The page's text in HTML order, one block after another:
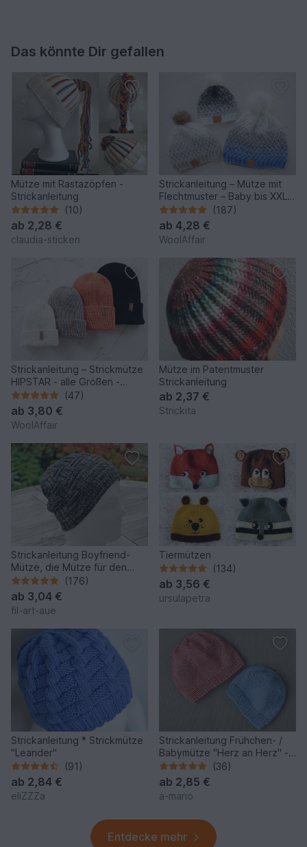
Das könnte Dir gefallen
Mütze mit Rastazöpfen -
Strickanleitung
(10)
ab 2,28 €
claudia-sticken
Strickanleitung – Mütze mit
Flechtmuster – Baby bis XXL -
No.153/E
(187)
ab 4,28 €
WoolAffair
Strickanleitung – Strickmütze
HIPSTAR - alle Größen -
unisex - No.255
(47)
ab 3,80 €
WoolAffair
Mütze im Patentmuster
Strickanleitung
ab 2,37 €
Strickita
Strickanleitung Boyfriend-
Mütze, die Mütze für den
Mann, Einheitsgrösse
(176)
ab 3,04 €
fil-art-aue
Tiermützen
(134)
ab 3,56 €
ursulapetra
Strickanleitung * Strickmütze
"Leander"
(91)
ab 2,84 €
eliZZZa
Strickanleitung Frühchen- /
Babymütze "Herz an Herz" -
einfach
(36)
ab 2,85 €
a-mano
Entdecke mehr